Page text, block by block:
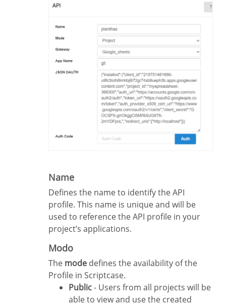
Name
Defines the name to identify the API
profile. This name is unique and will be
used to reference the API profile in your
project’s applications.
Modo
The mode defines the availability of the
Profile in Scriptcase.
Public- Users from all projects will be
able to view and use the created